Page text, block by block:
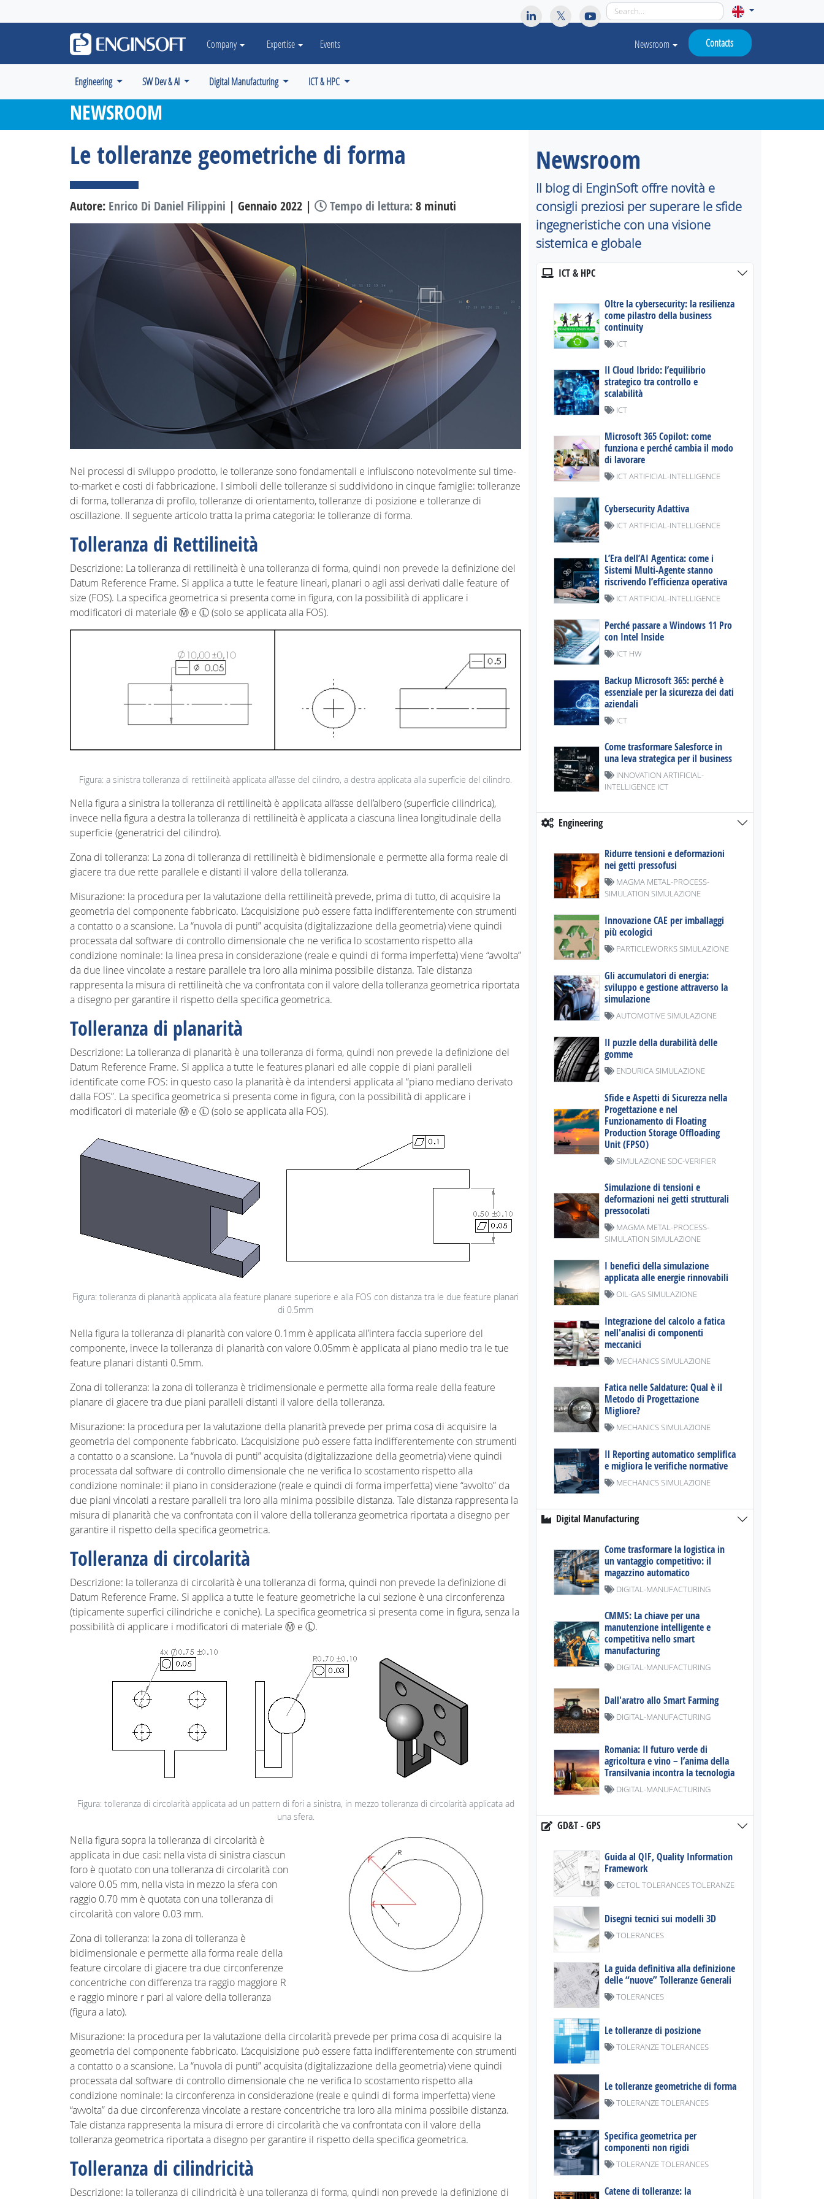
Company Expertise Events Newsroom Contacts
Engineering SW Dev & AI Digital Manufacturing ICT & HPC
NEWSROOM
Le tolleranze geometriche di forma
Autore: Enrico Di Daniel Filippini | Gennaio 2022 | Tempo di lettura:8 minuti
Nei processi di sviluppo prodotto, le tolleranze sono fondamentali e influiscono notevolmente sul time-
to-market e costi di fabbricazione. I simboli delle tolleranze si suddividono in cinque famiglie: tolleranze
di forma, tolleranza di profilo, tolleranze di orientamento, tolleranze di posizione e tolleranze di
oscillazione. Il seguente articolo tratta la prima categoria: le tolleranze di forma.
Tolleranza di Rettilineità
Descrizione: La tolleranza di rettilineità è una tolleranza di forma, quindi non prevede la definizione del
Datum Reference Frame. Si applica a tutte le feature lineari, planari o agli assi derivati dalle feature of
size (FOS). La specifica geometrica si presenta come in figura, con la possibilità di applicare i
modificatori di materiale Ⓜ e Ⓛ (solo se applicata alla FOS).
Figura: a sinistra tolleranza di rettilineità applicata all'asse del cilindro, a destra applicata alla superficie del cilindro.
Nella figura a sinistra la tolleranza di rettilineità è applicata all’asse dell’albero (superficie cilindrica),
invece nella figura a destra la tolleranza di rettilineità è applicata a ciascuna linea longitudinale della
superficie (generatrici del cilindro).
Zona di tolleranza: La zona di tolleranza di rettilineità è bidimensionale e permette alla forma reale di
giacere tra due rette parallele e distanti il valore della tolleranza.
Misurazione: la procedura per la valutazione della rettilineità prevede, prima di tutto, di acquisire la
geometria del componente fabbricato. L’acquisizione può essere fatta indifferentemente con strumenti
a contatto o a scansione. La “nuvola di punti” acquisita (digitalizzazione della geometria) viene quindi
processata dal software di controllo dimensionale che ne verifica lo scostamento rispetto alla
condizione nominale: la linea presa in considerazione (reale e quindi di forma imperfetta) viene “avvolta”
da due linee vincolate a restare parallele tra loro alla minima possibile distanza. Tale distanza
rappresenta la misura di rettilineità che va confrontata con il valore della tolleranza geometrica riportata
a disegno per garantire il rispetto della specifica geometrica.
Tolleranza di planarità
Descrizione: La tolleranza di planarità è una tolleranza di forma, quindi non prevede la definizione del
Datum Reference Frame. Si applica a tutte le features planari ed alle coppie di piani paralleli
identificate come FOS: in questo caso la planarità è da intendersi applicata al “piano mediano derivato
dalla FOS”. La specifica geometrica si presenta come in figura, con la possibilità di applicare i
modificatori di materiale Ⓜ e Ⓛ (solo se applicata alla FOS).
Figura: tolleranza di planarità applicata alla feature planare superiore e alla FOS con distanza tra le due feature planari
di 0.5mm
Nella figura la tolleranza di planarità con valore 0.1mm è applicata all’intera faccia superiore del
componente, invece la tolleranza di planarità con valore 0.05mm è applicata al piano medio tra le tue
feature planari distanti 0.5mm.
Zona di tolleranza: la zona di tolleranza è tridimensionale e permette alla forma reale della feature
planare di giacere tra due piani paralleli distanti il valore della tolleranza.
Misurazione: la procedura per la valutazione della planarità prevede per prima cosa di acquisire la
geometria del componente fabbricato. L’acquisizione può essere fatta indifferentemente con strumenti
a contatto o a scansione. La “nuvola di punti” acquisita (digitalizzazione della geometria) viene quindi
processata dal software di controllo dimensionale che ne verifica lo scostamento rispetto alla
condizione nominale: il piano in considerazione (reale e quindi di forma imperfetta) viene “avvolto” da
due piani vincolati a restare paralleli tra loro alla minima possibile distanza. Tale distanza rappresenta la
misura di planarità che va confrontata con il valore della tolleranza geometrica riportata a disegno per
garantire il rispetto della specifica geometrica.
Tolleranza di circolarità
Descrizione: la tolleranza di circolarità è una tolleranza di forma, quindi non prevede la definizione di
Datum Reference Frame. Si applica a tutte le feature geometriche la cui sezione è una circonferenza
(tipicamente superfici cilindriche e coniche). La specifica geometrica si presenta come in figura, senza la
possibilità di applicare i modificatori di materiale Ⓜ e Ⓛ.
Figura: tolleranza di circolarità applicata ad un pattern di fori a sinistra, in mezzo tolleranza di circolarità applicata ad
una sfera.
Nella figura sopra la tolleranza di circolarità è
applicata in due casi: nella vista di sinistra ciascun
foro è quotato con una tolleranza di circolarità con
valore 0.05 mm, nella vista in mezzo la sfera con
raggio 0.70 mm è quotata con una tolleranza di
circolarità con valore 0.03 mm.
Zona di tolleranza: la zona di tolleranza è
bidimensionale e permette alla forma reale della
feature circolare di giacere tra due circonferenze
concentriche con differenza tra raggio maggiore R
e raggio minore r pari al valore della tolleranza
(figura a lato).
Misurazione: la procedura per la valutazione della circolarità prevede per prima cosa di acquisire la
geometria del componente fabbricato. L’acquisizione può essere fatta indifferentemente con strumenti
a contatto o a scansione. La “nuvola di punti” acquisita (digitalizzazione della geometria) viene quindi
processata dal software di controllo dimensionale che ne verifica lo scostamento rispetto alla
condizione nominale: la circonferenza in considerazione (reale e quindi di forma imperfetta) viene
“avvolta” da due circonferenza vincolate a restare concentriche tra loro alla minima possibile distanza.
Tale distanza rappresenta la misura di errore di circolarità che va confrontata con il valore della
tolleranza geometrica riportata a disegno per garantire il rispetto della specifica geometrica.
Tolleranza di cilindricità
Descrizione: la tolleranza di cilindricità è una tolleranza di forma, quindi non prevede la definizione di
Newsroom
Il blog di EnginSoft offre novità e
consigli preziosi per superare le sfide
ingegneristiche con una visione
sistemica e globale
ICT & HPC
Oltre la cybersecurity: la resilienza
come pilastro della business
continuity
ICT
Il Cloud Ibrido: l’equilibrio
strategico tra controllo e
scalabilità
ICT
Microsoft 365 Copilot: come
funziona e perché cambia il modo
di lavorare
ICT ARTIFICIAL-INTELLIGENCE
Cybersecurity Adattiva
ICT ARTIFICIAL-INTELLIGENCE
L’Era dell’AI Agentica: come i
Sistemi Multi-Agente stanno
riscrivendo l’efficienza operativa
ICT ARTIFICIAL-INTELLIGENCE
Perché passare a Windows 11 Pro
con Intel Inside
ICT HW
Backup Microsoft 365: perché è
essenziale per la sicurezza dei dati
aziendali
ICT
Come trasformare Salesforce in
una leva strategica per il business
INNOVATION ARTIFICIAL-
INTELLIGENCE ICT
Engineering
Ridurre tensioni e deformazioni
nei getti pressofusi
MAGMA METAL-PROCESS-
SIMULATION SIMULAZIONE
Innovazione CAE per imballaggi
più ecologici
PARTICLEWORKS SIMULAZIONE
Gli accumulatori di energia:
sviluppo e gestione attraverso la
simulazione
AUTOMOTIVE SIMULAZIONE
Il puzzle della durabilità delle
gomme
ENDURICA SIMULAZIONE
Sfide e Aspetti di Sicurezza nella
Progettazione e nel
Funzionamento di Floating
Production Storage Offloading
Unit (FPSO)
SIMULAZIONE SDC-VERIFIER
Simulazione di tensioni e
deformazioni nei getti strutturali
pressocolati
MAGMA METAL-PROCESS-
SIMULATION SIMULAZIONE
I benefici della simulazione
applicata alle energie rinnovabili
OIL-GAS SIMULAZIONE
Integrazione del calcolo a fatica
nell'analisi di componenti
meccanici
MECHANICS SIMULAZIONE
Fatica nelle Saldature: Qual è il
Metodo di Progettazione
Migliore?
MECHANICS SIMULAZIONE
Il Reporting automatico semplifica
e migliora le verifiche normative
MECHANICS SIMULAZIONE
Digital Manufacturing
Come trasformare la logistica in
un vantaggio competitivo: il
magazzino automatico
DIGITAL-MANUFACTURING
CMMS: La chiave per una
manutenzione intelligente e
competitiva nello smart
manufacturing
DIGITAL-MANUFACTURING
Dall'aratro allo Smart Farming
DIGITAL-MANUFACTURING
Romania: Il futuro verde di
agricoltura e vino – l’anima della
Transilvania incontra la tecnologia
DIGITAL-MANUFACTURING
GD&T - GPS
Guida al QIF, Quality Information
Framework
CETOL TOLERANCES TOLERANZE
Disegni tecnici sui modelli 3D
TOLERANCES
La guida definitiva alla definizione
delle “nuove” Tolleranze Generali
TOLERANCES
Le tolleranze di posizione
TOLERANZE TOLERANCES
Le tolleranze geometriche di forma
TOLERANZE TOLERANCES
Specifica geometrica per
componenti non rigidi
TOLERANZE TOLERANCES
Catene di tolleranze: la
May we use cookies to track your activities? We take your privacy very seriously. Please see our privacy policy for details and any questions. No